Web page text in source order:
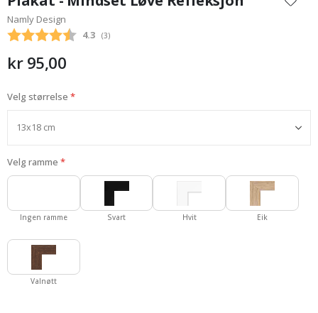
begynnelsen
av
bildegalleri
Namly Design
Gjennomsnittskarakter:
4.3 (stemmer:
3)
kr 95,00
Velg størrelse
Velg ramme
Ingen ramme Svart Hvit Eik
Valnøtt